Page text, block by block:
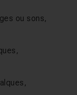
ou sons,